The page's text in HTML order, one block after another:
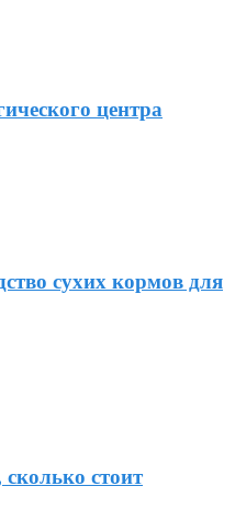
центра
сухих кормов для
стоит